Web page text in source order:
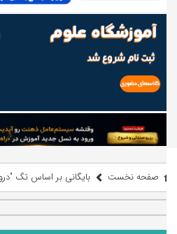
صفحه نخست بایگانی بر اساس تگ